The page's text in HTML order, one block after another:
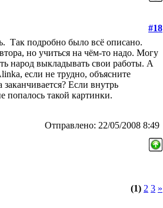
#18
Так подробно было всё описано.
но учиться на чём-то надо. Могу
народ выкладывать свои работы. А
если не трудно, объясните
Если внутрь
попалось такой картинки.
Отправлено: 22/05/2008 8:49
(1) 2 3 »